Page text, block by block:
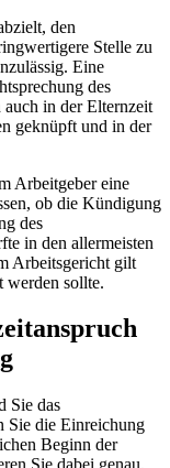
den
Stelle zu
Eine
des
in der Elternzeit
geknüpft und in der
Arbeitgeber eine
ob die Kündigung
des
in den allermeisten
Arbeitsgericht gilt
werden sollte.
Sie das
Sie die Einreichung
Beginn der